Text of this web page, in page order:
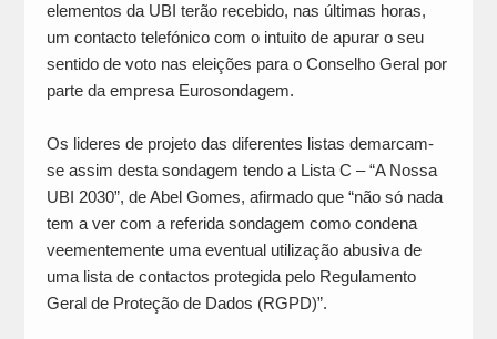
elementos da UBI terão recebido, nas últimas horas,
um contacto telefónico com o intuito de apurar o seu
sentido de voto nas eleições para o Conselho Geral por
parte da empresa Eurosondagem.
Os lideres de projeto das diferentes listas demarcam-
se assim desta sondagem tendo a Lista C – “A Nossa
UBI 2030”, de Abel Gomes, afirmado que “não só nada
tem a ver com a referida sondagem como condena
veementemente uma eventual utilização abusiva de
uma lista de contactos protegida pelo Regulamento
Geral de Proteção de Dados (RGPD)”.